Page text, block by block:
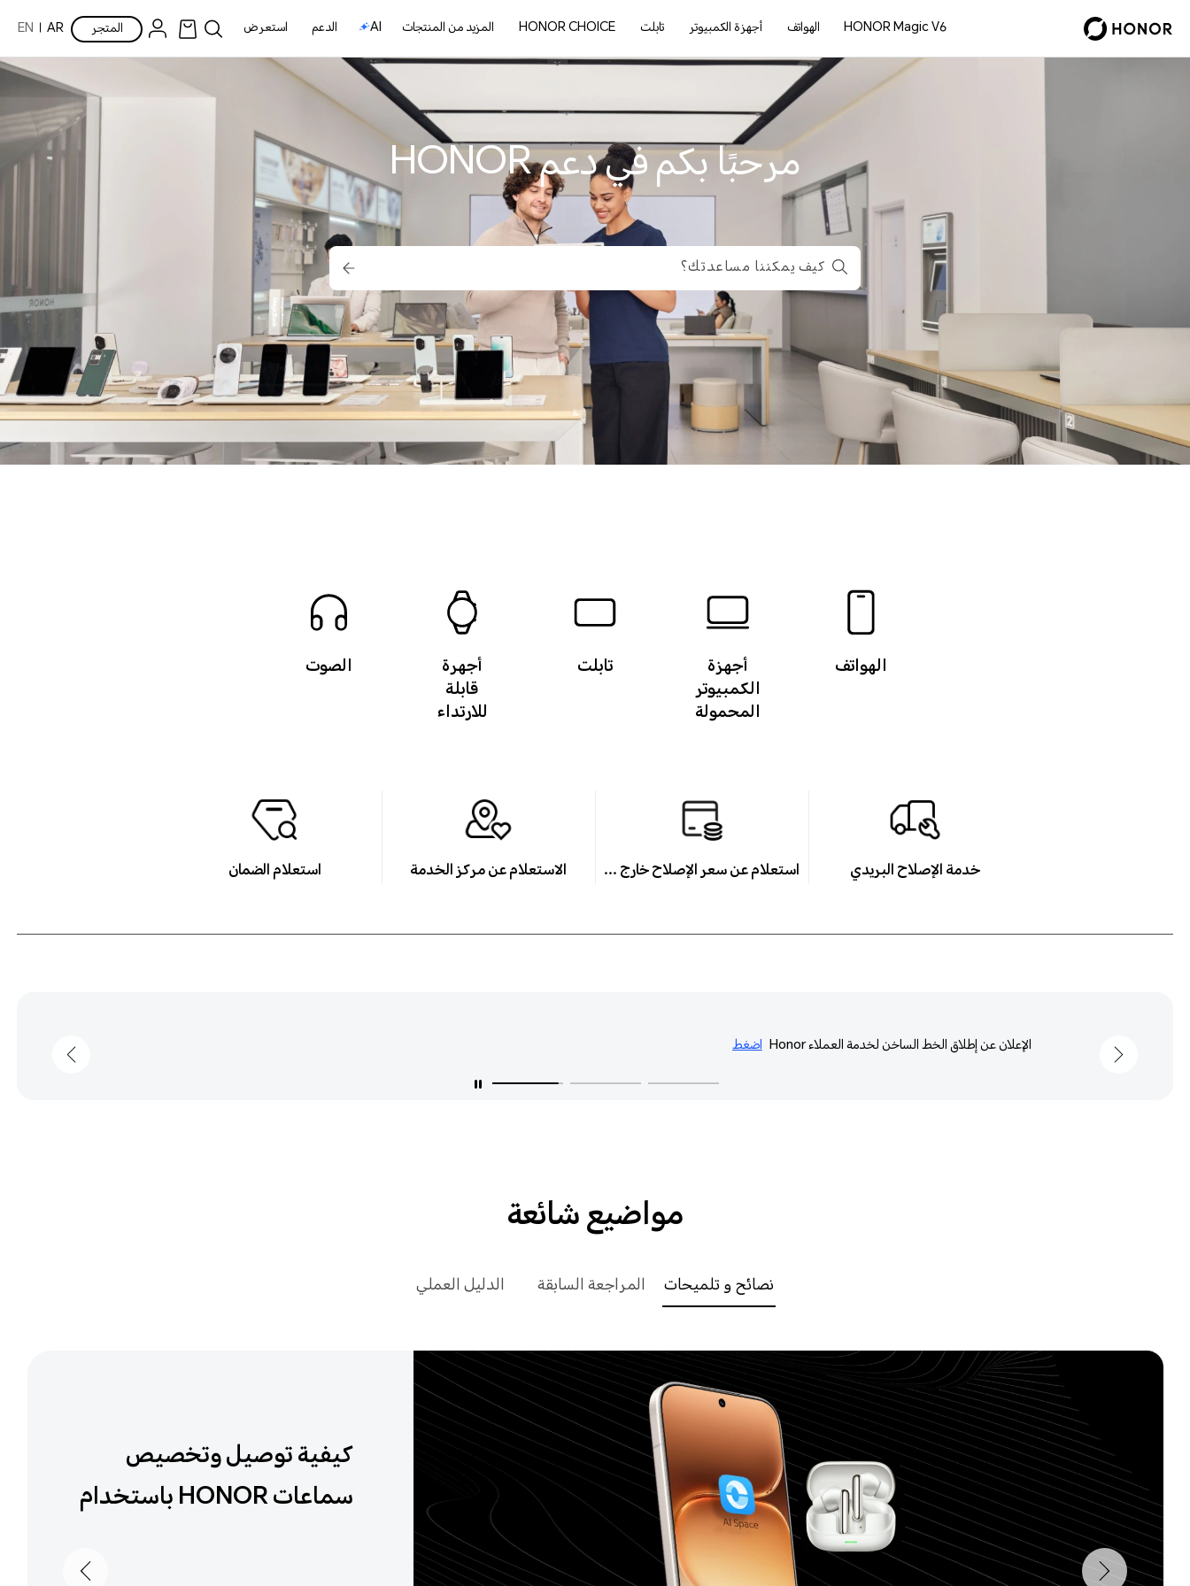
HONOR Magic V6 الهواتف أجهزة الكمبيوتر تابلت HONOR CHOICE المزيد من المنتجات AI الدعم استعرض المتجر AR
EN
مرحبًا بكم في دعم HONOR
الهواتف
أجهزة
الكمبيوتر
المحمولة
تابلت
أجهرة
قابلة
للارتداء
الصوت
خدمة الإصلاح البريدي استعلام عن سعر الإصلاح خارج الضمان الاستعلام عن مركز الخدمة استعلام الضمان
تطبيق My HONOR اضغط
مواضيع شائعة
نصائح و تلميحات المراجعة السابقة الدليل العملي
كيفية توصيل وتخصيص
سماعات HONOR باستخدام